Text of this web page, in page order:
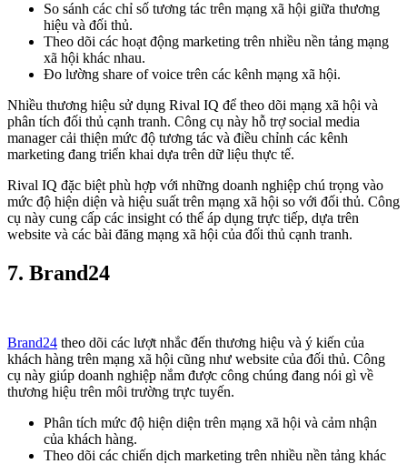
So sánh các chỉ số tương tác trên mạng xã hội giữa thương
hiệu và đối thủ.
Theo dõi các hoạt động marketing trên nhiều nền tảng mạng
xã hội khác nhau.
Đo lường share of voice trên các kênh mạng xã hội.
Nhiều thương hiệu sử dụng Rival IQ để theo dõi mạng xã hội và
phân tích đối thủ cạnh tranh. Công cụ này hỗ trợ social media
manager cải thiện mức độ tương tác và điều chỉnh các kênh
marketing đang triển khai dựa trên dữ liệu thực tế.
Rival IQ đặc biệt phù hợp với những doanh nghiệp chú trọng vào
mức độ hiện diện và hiệu suất trên mạng xã hội so với đối thủ. Công
cụ này cung cấp các insight có thể áp dụng trực tiếp, dựa trên
website và các bài đăng mạng xã hội của đối thủ cạnh tranh.
7. Brand24
Brand24 theo dõi các lượt nhắc đến thương hiệu và ý kiến của
khách hàng trên mạng xã hội cũng như website của đối thủ. Công
cụ này giúp doanh nghiệp nắm được công chúng đang nói gì về
thương hiệu trên môi trường trực tuyến.
Phân tích mức độ hiện diện trên mạng xã hội và cảm nhận
của khách hàng.
Theo dõi các chiến dịch marketing trên nhiều nền tảng khác